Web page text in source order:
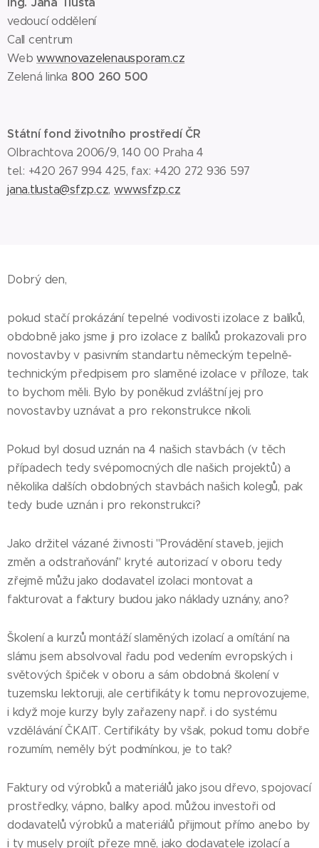
vedoucí oddělení
Call centrum
Webwww.novazelenausporam.cz
Zelená linka 800 260 500
Státní fond životního prostředí ČR
Olbrachtova 2006/9, 140 00 Praha 4
tel.: +420 267 994 425, fax: +420 272 936 597
jana.tlusta@sfzp.cz, www.sfzp.cz
Dobrý den,
pokud stačí prokázání tepelné vodivosti izolace z balíků,
obdobně jako jsme ji pro izolace z balíků prokazovali pro
novostavby v pasivním standartu německým tepelně-
technickým předpisem pro slaměné izolace v příloze, tak
to bychom měli. Bylo by poněkud zvláštní jej pro
novostavby uznávat a pro rekonstrukce nikoli.
Pokud byl dosud uznán na 4 našich stavbách (v těch
případech tedy svépomocných dle našich projektů) a
několika dalších obdobných stavbách našich kolegů, pak
tedy bude uznán i pro rekonstrukci?
Jako držitel vázané živnosti "Provádění staveb, jejich
změn a odstraňování" kryté autorizací v oboru tedy
zřejmě můžu jako dodavatel izolaci montovat a
fakturovat a faktury budou jako náklady uznány, ano?
Školení a kurzů montáží slaměných izolací a omítání na
slámu jsem absolvoval řadu pod vedením evropských i
světových špiček v oboru a sám obdobná školení v
tuzemsku lektoruji, ale certifikáty k tomu neprovozujeme,
i když moje kurzy byly zařazeny např. i do systému
vzdělávání ČKAIT. Certifikáty by však, pokud tomu dobře
rozumím, neměly být podmínkou, je to tak?
Faktury od výrobků a materiálů jako jsou dřevo, spojovací
prostředky, vápno, balíky apod. můžou investoři od
dodavatelů výrobků a materiálů přijmout přímo anebo by
i ty musely projít přeze mně, jako dodavatele izolací a